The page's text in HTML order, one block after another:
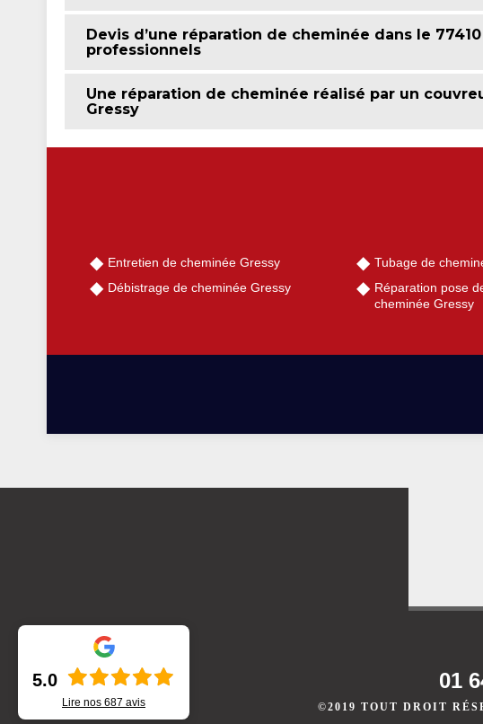
Devis d’une réparation de cheminée dans le
professionnels
Une réparation de cheminée réalisé par un
Gressy
Entretien de cheminée Gressy
Débistrage de cheminée Gressy
Tubage de
Réparation pose
cheminée Gressy
01
©2019 TOUT DROIT
5.0
Lire nos 687 avis